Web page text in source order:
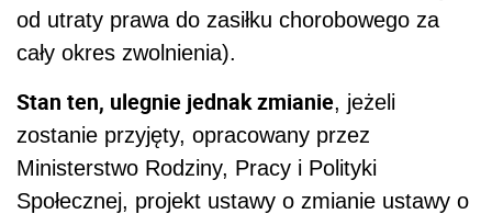
od utraty prawa do zasiłku chorobowego za
cały okres zwolnienia).
Stan ten, ulegnie jednak zmianie, jeżeli
zostanie przyjęty, opracowany przez
Ministerstwo Rodziny, Pracy i Polityki
Społecznej, projekt ustawy o zmianie ustawy o